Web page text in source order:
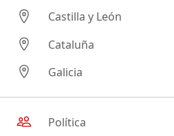
Castilla y León
Cataluña
Galicia
Política